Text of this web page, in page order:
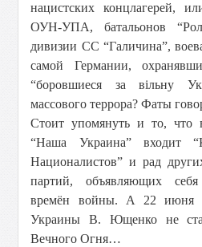
нацистских концлагерей,
ОУН-УПА, батальонов
дивизии СС “Галичина”,
самой Германии,
“боровшиеся за вiльну
массового террора? Фаты
Стоит упомянуть и то, что
“Наша Украина” входит
Националистов” и рад
партий, объявляющих
времён войны. А 22 июня
Украины В. Ющенко не
Вечного Огня…